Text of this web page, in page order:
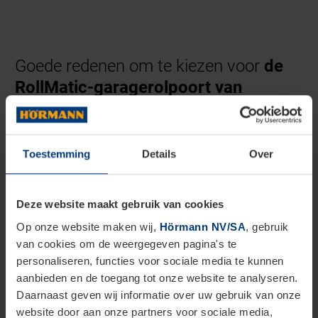
Toestemming Details Over
Deze website maakt gebruik van cookies
Op onze website maken wij, Hörmann NV/SA, gebruik
van cookies om de weergegeven pagina's te
personaliseren, functies voor sociale media te kunnen
aanbieden en de toegang tot onze website te analyseren.
Daarnaast geven wij informatie over uw gebruik van onze
website door aan onze partners voor sociale media,
Goede redenen om te kiezen voor de
RollMatic-garagerolpoort van
Hörmann
Betrouwbaar, veilig en plaatsbesparend